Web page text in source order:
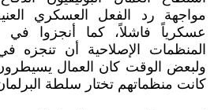
مواجهة رد الفعل العسكري
عسكرياً فاشلاً، كما أنجزوا
المنظمات الإصلاحية أن
ولبعض الوقت كان العمال
كانت منظماتهم تختار سلطة